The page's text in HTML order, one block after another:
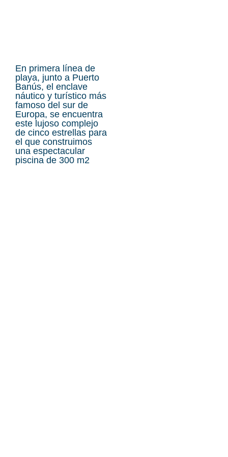
En primera línea de
playa, junto a Puerto
Banús, el enclave
náutico y turístico más
famoso del sur de
Europa, se encuentra
este lujoso complejo
de cinco estrellas para
el que construimos
una espectacular
piscina de 300 m2